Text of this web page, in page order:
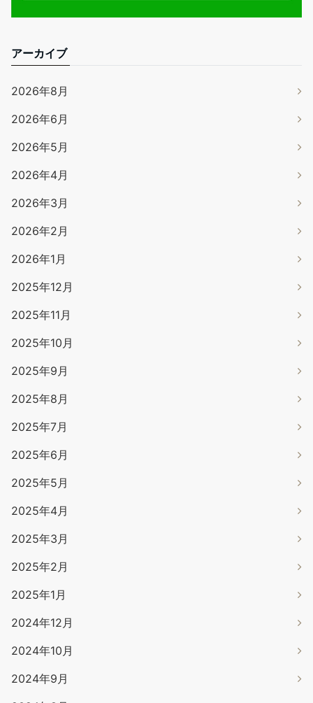
アーカイブ
2026年8月
2026年6月
2026年5月
2026年4月
2026年3月
2026年2月
2026年1月
2025年12月
2025年11月
2025年10月
2025年9月
2025年8月
2025年7月
2025年6月
2025年5月
2025年4月
2025年3月
2025年2月
2025年1月
2024年12月
2024年10月
2024年9月